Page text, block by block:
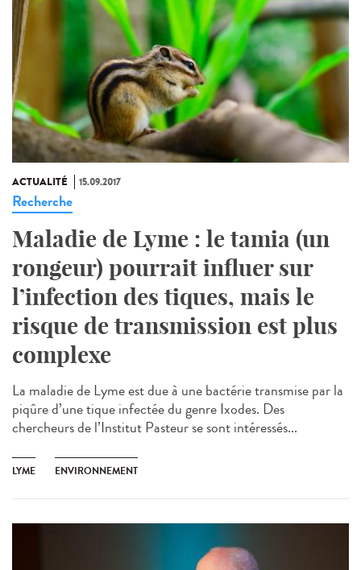
ACTUALITÉ 15.09.2017
Recherche
Maladie de Lyme : le tamia (un
rongeur) pourrait influer sur
l’infection des tiques, mais le
risque de transmission est plus
complexe
La maladie de Lyme est due à une bactérie transmise par la
piqûre d’une tique infectée du genre Ixodes. Des
chercheurs de l’Institut Pasteur se sont intéressés...
LYME ENVIRONNEMENT